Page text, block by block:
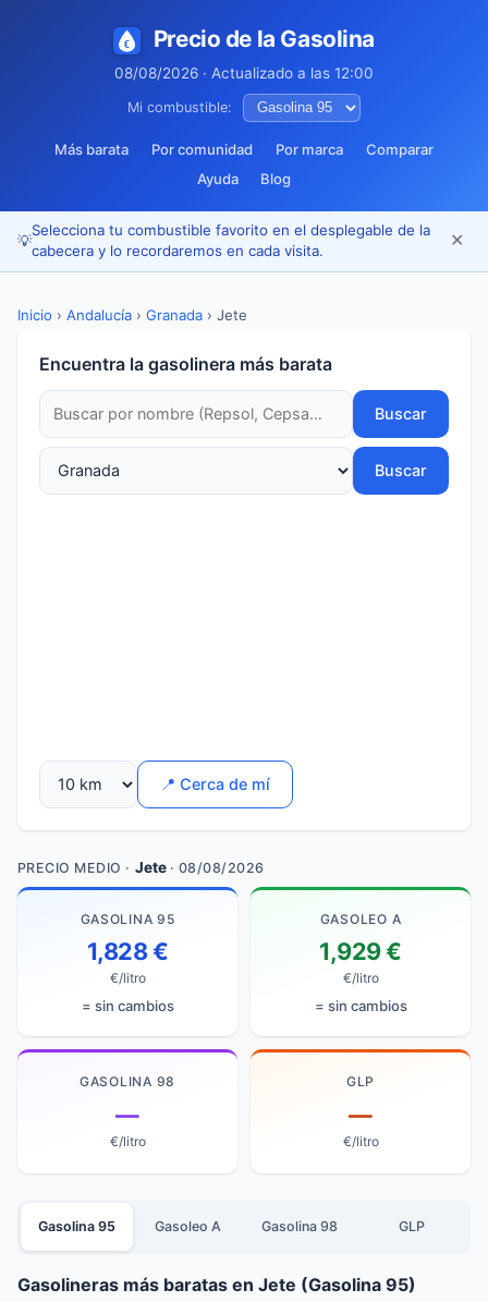
Precio de la Gasolina
08/08/2026 · Actualizado a las 12:00
Mi combustible:
Más barata Por comunidad Por marca
Comparar
Ayuda
Blog
💡
Selecciona tu combustible favorito en el desplegable de la
cabecera y lo recordaremos en cada visita.
✕
Inicio › Andalucía › Granada › Jete
Encuentra la gasolinera más barata
Buscar
Buscar
📍 Cerca de mí
PRECIO MEDIO · Jete· 08/08/2026
GASOLINA 95
1,828 €
€/litro
= sin cambios
GASOLEO A
1,929 €
€/litro
= sin cambios
GASOLINA 98
—
€/litro
GLP
—
€/litro
Gasolina 95 Gasoleo A Gasolina 98 GLP
Gasolineras más baratas en Jete (Gasolina 95)